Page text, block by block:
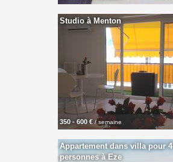
Studio à Menton
350 - 600 € / semaine
Appartement dans villa pour 4
personnes à Eze